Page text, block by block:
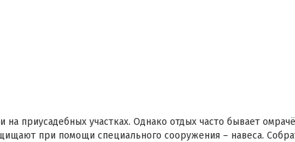
приусадебных участках. Однако отдых часто бывает
при помощи специального сооружения – навеса.